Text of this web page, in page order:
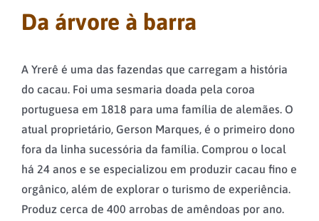
Da árvore à barra
A Yrerê é uma das fazendas que carregam a história
do cacau. Foi uma sesmaria doada pela coroa
portuguesa em 1818 para uma família de alemães. O
atual proprietário, Gerson Marques, é o primeiro dono
fora da linha sucessória da família. Comprou o local
há 24 anos e se especializou em produzir cacau fino e
orgânico, além de explorar o turismo de experiência.
Produz cerca de 400 arrobas de amêndoas por ano.